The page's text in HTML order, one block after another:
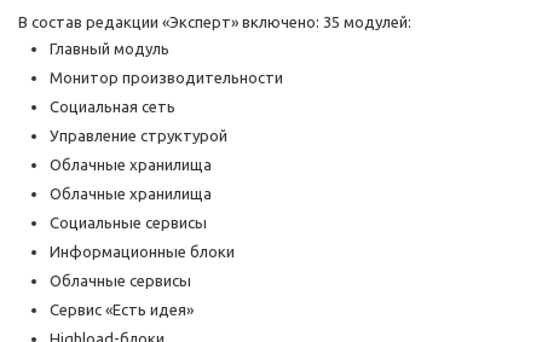
В состав редакции «Эксперт» включено: 35 модулей:
Главный модуль
Монитор производительности
Социальная сеть
Управление структурой
Облачные хранилища
Облачные хранилища
Социальные сервисы
Информационные блоки
Облачные сервисы
Сервис «Есть идея»
Highload-блоки